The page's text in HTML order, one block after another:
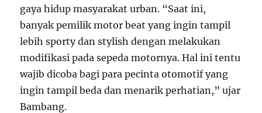
gaya hidup masyarakat urban. “Saat ini,
banyak pemilik motor beat yang ingin tampil
lebih sporty dan stylish dengan melakukan
modifikasi pada sepeda motornya. Hal ini tentu
wajib dicoba bagi para pecinta otomotif yang
ingin tampil beda dan menarik perhatian,” ujar
Bambang.